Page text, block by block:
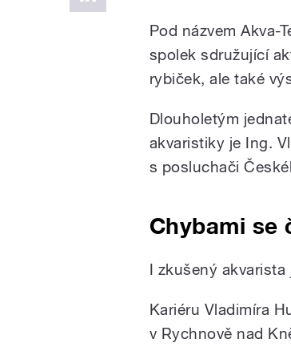
Pod názvem Akva-
spolek sdružující
rybiček, ale také
Dlouholetým
akvaristiky je Ing.
s posluchači
Chybami se
I zkušený
Kariéru Vladimíra
v Rychnově nad